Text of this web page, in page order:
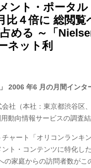
ント・ポータ
比４倍に 総閲
める ～「
ネット利
2006 年6 月の月間インタ
社（本社：東京都渋谷区
動向情報サービスの調査結
ャート「オリコンランキ
ト・コンテンツに特化し
の家庭からの訪問者数が